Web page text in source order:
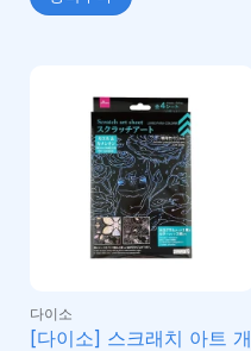
다이소
[다이소] 스크래치 아트 개